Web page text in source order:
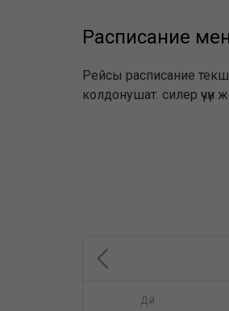
Расписание
Рейсы расписание
колдонушат. силер
Дй